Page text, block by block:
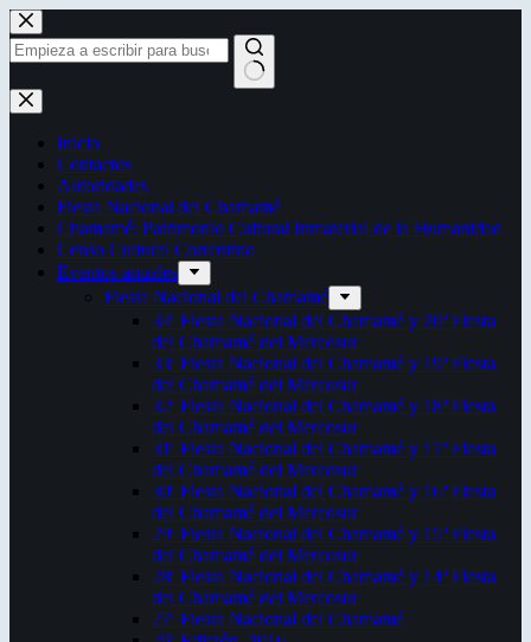
Saltar
al
contenido
Sin
resultados
Inicio
Contactos
Autoridades
Fiesta Nacional del Chamamé
Chamamé: Patrimonio Cultural Inmaterial de la Humanidad
Censo Cultural Correntino
Eventos anuales
Fiesta Nacional del Chamamé
34ª Fiesta Nacional del Chamamé y 20ª Fiesta
del Chamamé del Mercosur
33ª Fiesta Nacional del Chamamé y 19ª Fiesta
del Chamamé del Mercosur
32ª Fiesta Nacional del Chamamé y 18ª Fiesta
del Chamamé del Mercosur
31ª Fiesta Nacional del Chamamé y 17ª Fiesta
del Chamamé del Mercosur
30ª Fiesta Nacional del Chamamé y 16ª Fiesta
del Chamamé del Mercosur
29ª Fiesta Nacional del Chamamé y 15ª Fiesta
del Chamamé del Mercosur
28ª Fiesta Nacional del Chamamé y 14ª Fiesta
del Chamamé del Mercosur
27ª Fiesta Nacional del Chamamé